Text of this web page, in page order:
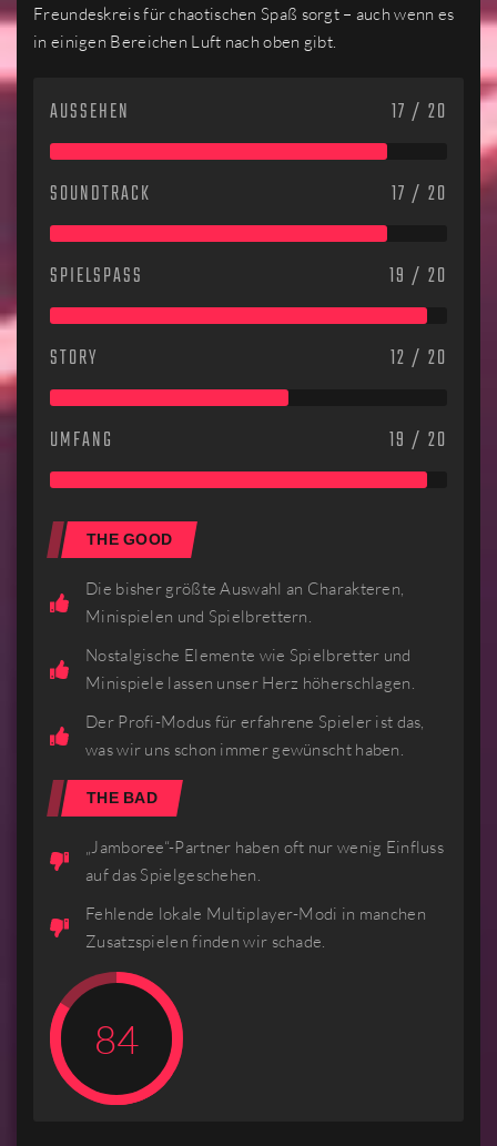
Freundeskreis für chaotischen Spaß sorgt – auch wenn es
in einigen Bereichen Luft nach oben gibt.
AUSSEHEN 17 / 20
SOUNDTRACK 17 / 20
SPIELSPASS 19 / 20
STORY 12 / 20
UMFANG 19 / 20
THE GOOD
Die bisher größte Auswahl an Charakteren,
Minispielen und Spielbrettern.
Nostalgische Elemente wie Spielbretter und
Minispiele lassen unser Herz höherschlagen.
Der Profi-Modus für erfahrene Spieler ist das,
was wir uns schon immer gewünscht haben.
THE BAD
„Jamboree“-Partner haben oft nur wenig Einfluss
auf das Spielgeschehen.
Fehlende lokale Multiplayer-Modi in manchen
Zusatzspielen finden wir schade.
84